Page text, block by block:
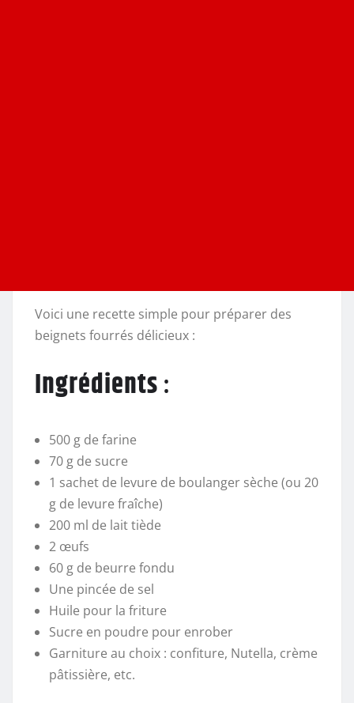
Voici une recette simple pour préparer des
beignets fourrés délicieux :
Ingrédients:
500 g de farine
70 g de sucre
1 sachet de levure de boulanger sèche (ou 20
g de levure fraîche)
200 ml de lait tiède
2 œufs
60 g de beurre fondu
Une pincée de sel
Huile pour la friture
Sucre en poudre pour enrober
Garniture au choix : confiture, Nutella, crème
pâtissière, etc.